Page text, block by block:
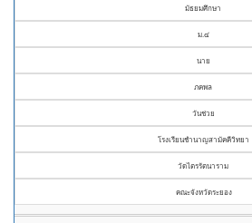
มัธยมศึกษา
ม.๔
นาย
ภคพล
วันช่วย
โรงเรียนชำนาญสามัคคีวิทยา
วัดไตรรัตนาราม
คณะจังหวัดระยอง